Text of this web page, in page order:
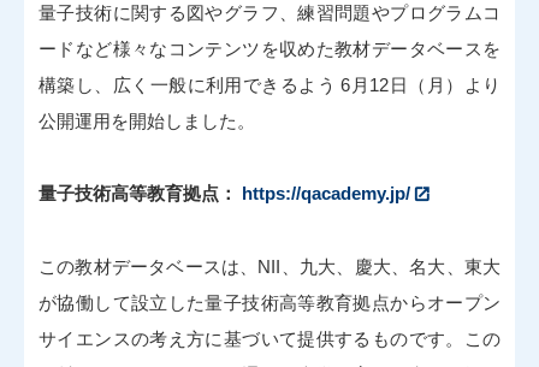
量子技術に関する図やグラフ、練習問題やプログラムコ
ードなど様々なコンテンツを収めた教材データベースを
構築し、広く一般に利用できるよう 6月12日（月）より
公開運用を開始しました。
量子技術高等教育拠点： https://qacademy.jp/
この教材データベースは、NII、九大、慶大、名大、東大
が協働して設立した量子技術高等教育拠点からオープン
サイエンスの考え方に基づいて提供するものです。この